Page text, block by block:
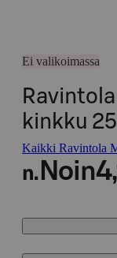
Ei valikoimassa
kinkku
Kaikki Ravintola
n. Noin